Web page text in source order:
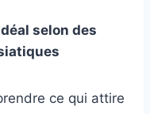
selon des
ce qui attire